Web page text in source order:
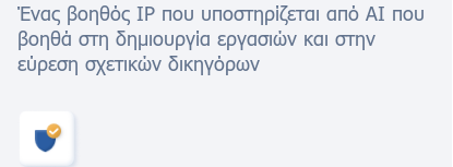
Ένας βοηθός IP που υποστηρίζεται από AI που
βοηθά στη δημιουργία εργασιών και στην
εύρεση σχετικών δικηγόρων